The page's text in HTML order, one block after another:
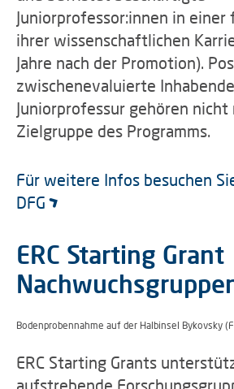
Juniorprofessor:innen in einer
ihrer wissenschaftlichen
Jahre nach der Promotion).
zwischenevaluierte
Juniorprofessur gehören nicht
Zielgruppe des Programms.
Für weitere Infos besuchen
DFG
ERC Starting Grant
Bodenprobennahme auf der Halbinsel Bykovsky
ERC Starting Grants
aufstrebende